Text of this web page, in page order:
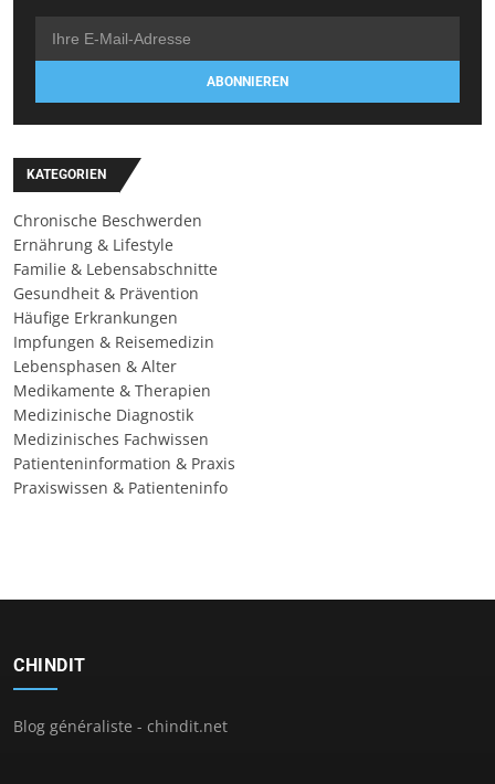
ABONNIEREN
KATEGORIEN
Chronische Beschwerden
Ernährung & Lifestyle
Familie & Lebensabschnitte
Gesundheit & Prävention
Häufige Erkrankungen
Impfungen & Reisemedizin
Lebensphasen & Alter
Medikamente & Therapien
Medizinische Diagnostik
Medizinisches Fachwissen
Patienteninformation & Praxis
Praxiswissen & Patienteninfo
CHINDIT
Blog généraliste - chindit.net